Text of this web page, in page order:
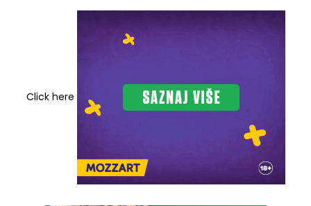
Click here